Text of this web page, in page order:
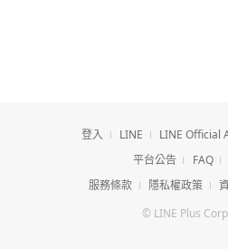
登入 LINE LINE Official
平台公告
FAQ
服務條款
隱私權政策
© LINE Plus